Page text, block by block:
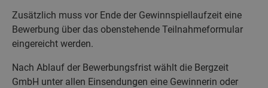
Zusätzlich muss vor Ende der Gewinnspiellaufzeit eine
Bewerbung über das obenstehende Teilnahmeformular
eingereicht werden.
Nach Ablauf der Bewerbungsfrist wählt die Bergzeit
GmbH unter allen Einsendungen eine Gewinnerin oder